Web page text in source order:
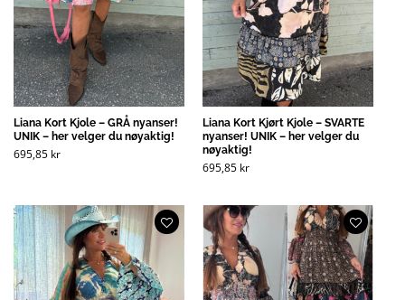
Liana Kort Kjole – GRÅ nyanser!
UNIK – her velger du nøyaktig!
695,85 kr
Liana Kort Kjørt Kjole – SVARTE
nyanser! UNIK – her velger du
nøyaktig!
695,85 kr